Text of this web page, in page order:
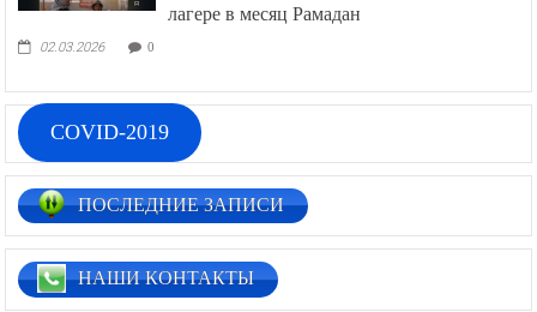
лагере в месяц Рамадан
02.03.2026 0
COVID-2019
ПОСЛЕДНИЕ ЗАПИСИ
НАШИ КОНТАКТЫ